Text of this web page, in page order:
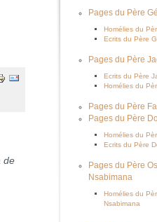
de
Pages du Père
Homélies du
Ecrits du Père
Pages du Père
Ecrits du Père
Homélies du
Pages du Père
Pages du Père
Homélies du
Ecrits du Père
Pages du Père
Nsabimana
Homélies du
Nsabimana